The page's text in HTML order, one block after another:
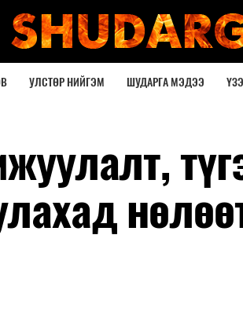
УЛСТӨР НИЙГЭМ ШУДАРГА МЭДЭЭ